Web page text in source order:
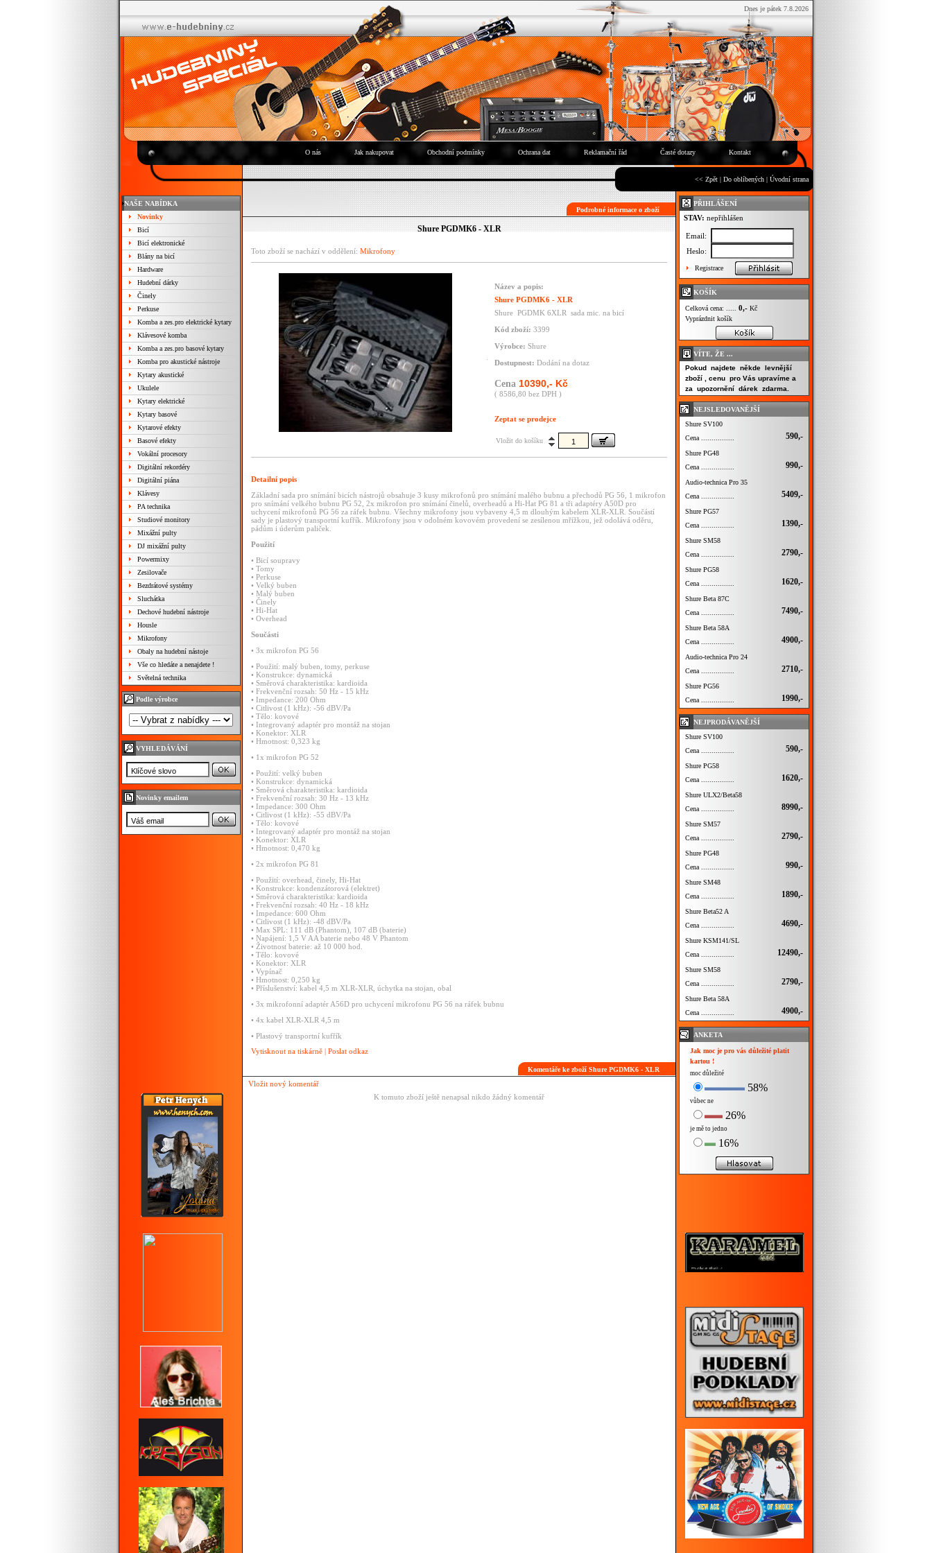
Dnes je pátek 7.8.2026
O nás Jak nakupovat Obchodní podmínky Ochrana dat Reklamační řád Časté dotazy Kontakt
<< Zpět | Do oblíbených | Úvodní strana
NAŠE NABÍDKA
Novinky
Bicí
Bicí elektronické
Blány na bicí
Hardware
Hudební dárky
Činely
Perkuse
Komba a zes.pro elektrické kytary
Klávesové komba
Komba a zes.pro basové kytary
Komba pro akustické nástroje
Kytary akustické
Ukulele
Kytary elektrické
Kytary basové
Kytarové efekty
Basové efekty
Vokální procesory
Digitální rekordéry
Digitální piána
Klávesy
PA technika
Studiové monitory
Mixážní pulty
DJ mixážní pulty
Powermixy
Zesilovače
Bezdrátové systémy
Sluchátka
Dechové hudební nástroje
Housle
Mikrofony
Obaly na hudební nástoje
Vše co hledáte a nenajdete !
Světelná technika
Podle výrobce
VYHLEDÁVÁNÍ
Novinky emailem
Podrobné informace o zboží
Shure PGDMK6 - XLR
Toto zboží se nachází v oddělení: Mikrofony
Název a popis:
Shure PGDMK6 - XLR
Shure PGDMK 6XLR sada mic. na bicí
Kód zboží: 3399
Výrobce: Shure
Dostupnost: Dodání na dotaz
Cena 10390,- Kč
( 8586,80 bez DPH )
Zeptat se prodejce
Vložit do košíku
Detailní popis
Základní sada pro snímání bicích nástrojů obsahuje 3 kusy mikrofonů pro snímání malého bubnu a přechodů PG 56, 1 mikrofon
pro snímání velkého bubnu PG 52, 2x mikrofon pro snímání činelů, overheadů a Hi-Hat PG 81 a tři adaptéry A50D pro
uchycení mikrofonů PG 56 za ráfek bubnu. Všechny mikrofony jsou vybaveny 4,5 m dlouhým kabelem XLR-XLR. Součástí
sady je plastový transportní kufřík. Mikrofony jsou v odolném kovovém provedení se zesílenou mřížkou, jež odolává oděru,
pádům i úderům paliček.
Použití
• Bicí soupravy
• Tomy
• Perkuse
• Velký buben
• Malý buben
• Činely
• Hi-Hat
• Overhead
Součásti
• 3x mikrofon PG 56
• Použití: malý buben, tomy, perkuse
• Konstrukce: dynamická
• Směrová charakteristika: kardioida
• Frekvenční rozsah: 50 Hz - 15 kHz
• Impedance: 200 Ohm
• Citlivost (1 kHz): -56 dBV/Pa
• Tělo: kovové
• Integrovaný adaptér pro montáž na stojan
• Konektor: XLR
• Hmotnost: 0,323 kg
• 1x mikrofon PG 52
• Použití: velký buben
• Konstrukce: dynamická
• Směrová charakteristika: kardioida
• Frekvenční rozsah: 30 Hz - 13 kHz
• Impedance: 300 Ohm
• Citlivost (1 kHz): -55 dBV/Pa
• Tělo: kovové
• Integrovaný adaptér pro montáž na stojan
• Konektor: XLR
• Hmotnost: 0,470 kg
• 2x mikrofon PG 81
• Použití: overhead, činely, Hi-Hat
• Konstrukce: kondenzátorová (elektret)
• Směrová charakteristika: kardioida
• Frekvenční rozsah: 40 Hz - 18 kHz
• Impedance: 600 Ohm
• Citlivost (1 kHz): -48 dBV/Pa
• Max SPL: 111 dB (Phantom), 107 dB (baterie)
• Napájení: 1,5 V AA baterie nebo 48 V Phantom
• Životnost baterie: až 10 000 hod.
• Tělo: kovové
• Konektor: XLR
• Vypínač
• Hmotnost: 0,250 kg
• Příslušenství: kabel 4,5 m XLR-XLR, úchytka na stojan, obal
• 3x mikrofonní adaptér A56D pro uchycení mikrofonu PG 56 na ráfek bubnu
• 4x kabel XLR-XLR 4,5 m
• Plastový transportní kufřík
Vytisknout na tiskárně | Poslat odkaz
Komentáře ke zboží Shure PGDMK6 - XLR
Vložit nový komentář
K tomuto zboží ještě nenapsal nikdo žádný komentář
PŘIHLÁŠENÍ
STAV: nepřihlášen
Email:
Heslo:
Registrace
KOŠÍK
Celková cena: ..... 0,- Kč
Vyprázdnit košík
VÍTE, ŽE ...
Pokud najdete někde levnější
zboží , cenu pro Vás upravíme a
za upozornění dárek zdarma.
NEJSLEDOVANĚJŠÍ
Shure SV100
Cena ................
590,-
Shure PG48
Cena ................
990,-
Audio-technica Pro 35
Cena ................
5409,-
Shure PG57
Cena ................
1390,-
Shure SM58
Cena ................
2790,-
Shure PG58
Cena ................
1620,-
Shure Beta 87C
Cena ................
7490,-
Shure Beta 58A
Cena ................
4900,-
Audio-technica Pro 24
Cena ................
2710,-
Shure PG56
Cena ................
1990,-
NEJPRODÁVANĚJŠÍ
Shure SV100
Cena ................
590,-
Shure PG58
Cena ................
1620,-
Shure ULX2/Beta58
Cena ................
8990,-
Shure SM57
Cena ................
2790,-
Shure PG48
Cena ................
990,-
Shure SM48
Cena ................
1890,-
Shure Beta52 A
Cena ................
4690,-
Shure KSM141/SL
Cena ................
12490,-
Shure SM58
Cena ................
2790,-
Shure Beta 58A
Cena ................
4900,-
ANKETA
Jak moc je pro vás důležité platit
kartou !
moc důležité
58%
vůbec ne
26%
je mě to jedno
16%